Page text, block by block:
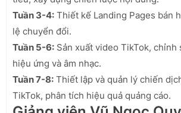
Tuần 3-4: Thiết kế Landing Pages bán
lệ chuyển đổi.
Tuần 5-6: Sản xuất video TikTok, chỉnh
hiệu ứng và âm nhạc.
Tuần 7-8: Thiết lập và quản lý chiến
TikTok, phân tích hiệu quả quảng cáo.